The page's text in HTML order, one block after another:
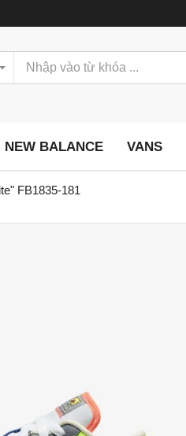
NEW BALANCE VANS
FB1835-181